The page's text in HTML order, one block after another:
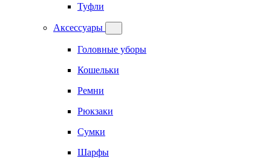
Туфли
Аксессуары
Головные уборы
Кошельки
Ремни
Рюкзаки
Сумки
Шарфы